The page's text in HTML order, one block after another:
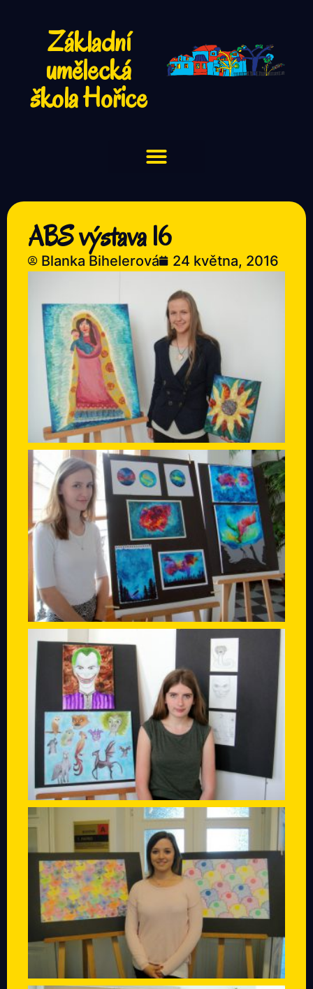
Základní
umělecká
škola Hořice
ABS výstava 16
Blanka Bihelerová 24 května, 2016